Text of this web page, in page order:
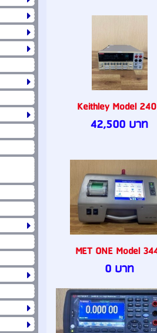
Keithley Model
42,500 บาท
MET ONE Model
0 บาท